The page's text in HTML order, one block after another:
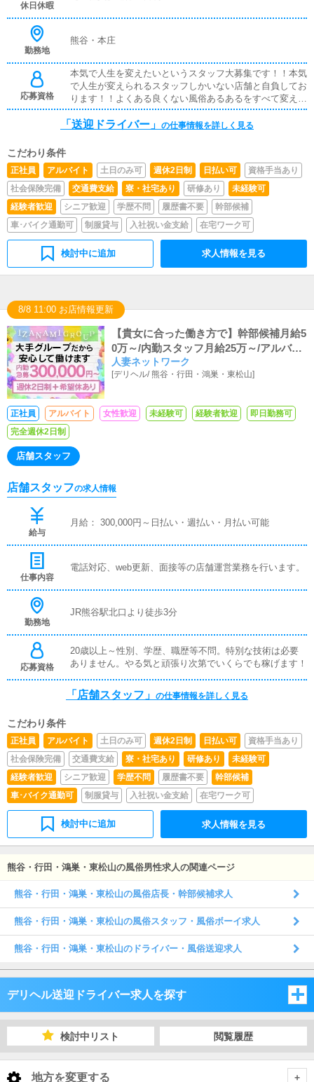
休日休暇
勤務地
熊谷・本庄
応募資格
本気で人生を変えたいというスタッフ大募集です！！本気
で人生が変えられるスタッフしかいない店舗と自負してお
ります！！よくある良くない風俗あるあるをすべて変えて
いくことは宣言いたします！！！応募資格は上記をみたせ
れば学歴経歴一切問いません！！！どうかわたくしにお力
「送迎ドライバー」 の仕事情報を詳しく見る
こだわり条件
正社員 アルバイト 土日のみ可 週休2日制 日払い可
資格手当あり
社会保険完備
交通費支給 寮・社宅あり 研修あり
未経験可
経験者歓迎
シニア歓迎 学歴不問 履歴書不要
幹部候補
車･バイク通勤可
制服貸与 入社祝い金支給 在宅ワーク可
検討中に追加 求人情報を見る
8/8 11:00 お店情報更新
【貴女に合った働き方で】幹部候補月給5
0万～/内勤スタッフ月給25万～/アルバイ
ト時給1,100円～
人妻ネットワーク
[デリヘル/熊谷・行田・鴻巣・東松山]
正社員 アルバイト 女性歓迎 未経験可 経験者歓迎
即日勤務可
完全週休2日制
店舗スタッフ
店舗スタッフの求人情報
給与
月給： 300,000円～日払い・週払い・月払い可能
仕事内容
電話対応、web更新、面接等の店舗運営業務を行います。
勤務地
JR熊谷駅北口より徒歩3分
応募資格
20歳以上～性別、学歴、職歴等不問。特別な技術は必要
ありません。やる気と頑張り次第でいくらでも稼げます！
「店舗スタッフ」 の仕事情報を詳しく見る
こだわり条件
正社員 アルバイト 土日のみ可 週休2日制 日払い可
資格手当あり
社会保険完備
交通費支給 寮・社宅あり 研修あり
未経験可
経験者歓迎
シニア歓迎 学歴不問 履歴書不要
幹部候補
車･バイク通勤可
制服貸与 入社祝い金支給 在宅ワーク可
検討中に追加 求人情報を見る
熊谷・行田・鴻巣・東松山の風俗男性求人の関連ページ
熊谷・行田・鴻巣・東松山の風俗店長・幹部候補求人
熊谷・行田・鴻巣・東松山の風俗スタッフ・風俗ボーイ求人
熊谷・行田・鴻巣・東松山のドライバー・風俗送迎求人
デリヘル送迎ドライバー求人を探す
埼玉県
検討中リスト 閲覧履歴
地方を変更する